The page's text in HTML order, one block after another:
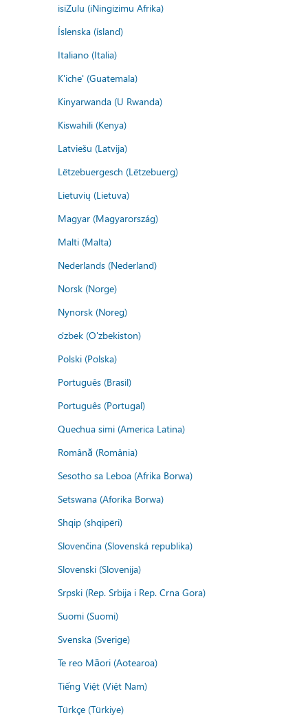
isiZulu (iNingizimu Afrika)
Íslenska (ísland)
Italiano (Italia)
K'iche' (Guatemala)
Kinyarwanda (U Rwanda)
Kiswahili (Kenya)
Latviešu (Latvija)
Lëtzebuergesch (Lëtzebuerg)
Lietuvių (Lietuva)
Magyar (Magyarország)
Malti (Malta)
Nederlands (Nederland)
Norsk (Norge)
Nynorsk (Noreg)
o'zbek (O'zbekiston)
Polski (Polska)
Português (Brasil)
Português (Portugal)
Quechua simi (America Latina)
Română (România)
Sesotho sa Leboa (Afrika Borwa)
Setswana (Aforika Borwa)
Shqip (shqipëri)
Slovenčina (Slovenská republika)
Slovenski (Slovenija)
Srpski (Rep. Srbija i Rep. Crna Gora)
Suomi (Suomi)
Svenska (Sverige)
Te reo Māori (Aotearoa)
Tiếng Việt (Việt Nam)
Türkçe (Türkiye)